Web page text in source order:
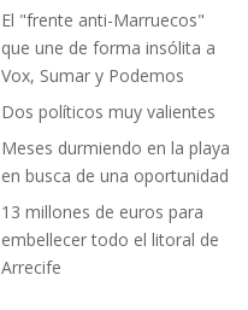
El "frente anti-Marruecos"
que une de forma insólita a
Vox, Sumar y Podemos
Dos políticos muy valientes
Meses durmiendo en la playa
en busca de una oportunidad
13 millones de euros para
embellecer todo el litoral de
Arrecife